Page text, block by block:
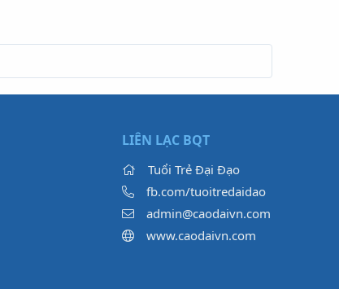
LIÊN LẠC BQT
Tuổi Trẻ Đại Đạo
fb.com/tuoitredaidao
admin@caodaivn.com
www.caodaivn.com